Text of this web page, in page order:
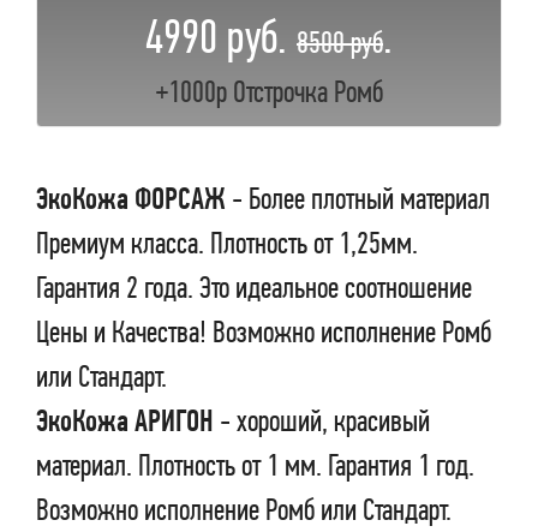
4990 руб. 8500 руб.
+1000р Отстрочка Ромб
ЭкоКожа ФОРСАЖ - Более плотный материал
Премиум класса. Плотность от 1,25мм.
Гарантия 2 года. Это идеальное соотношение
Цены и Качества! Возможно исполнение Ромб
или Стандарт.
ЭкоКожа АРИГОН - хороший, красивый
материал. Плотность от 1 мм. Гарантия 1 год.
Возможно исполнение Ромб или Стандарт.